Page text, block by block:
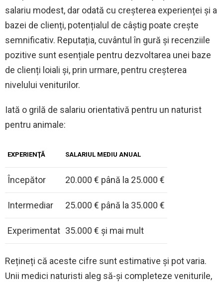
salariu modest, dar odată cu creșterea experienței și a
bazei de clienți, potențialul de câștig poate crește
semnificativ. Reputația, cuvântul în gură și recenziile
pozitive sunt esențiale pentru dezvoltarea unei baze
de clienți loiali și, prin urmare, pentru creșterea
nivelului veniturilor.
Iată o grilă de salariu orientativă pentru un naturist
pentru animale:
EXPERIENŢĂ SALARIUL MEDIU ANUAL
Începător 20.000 € până la 25.000 €
Intermediar 25.000 € până la 35.000 €
Experimentat 35.000 € și mai mult
Rețineți că aceste cifre sunt estimative și pot varia.
Unii medici naturisti aleg să-și completeze veniturile,